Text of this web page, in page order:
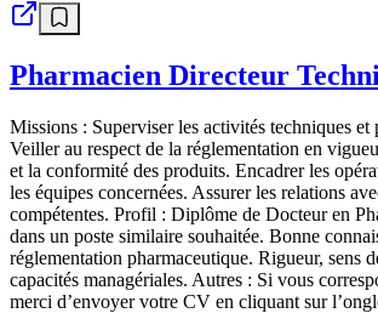
Pharmacien Directeur
Missions : Superviser les activités techniques et
Veiller au respect de la réglementation en
et la conformité des produits. Encadrer les
les équipes concernées. Assurer les relations
compétentes. Profil : Diplôme de Docteur en
dans un poste similaire souhaitée. Bonne
réglementation pharmaceutique. Rigueur, sens
capacités managériales. Autres : Si vous
merci d’envoyer votre CV en cliquant sur